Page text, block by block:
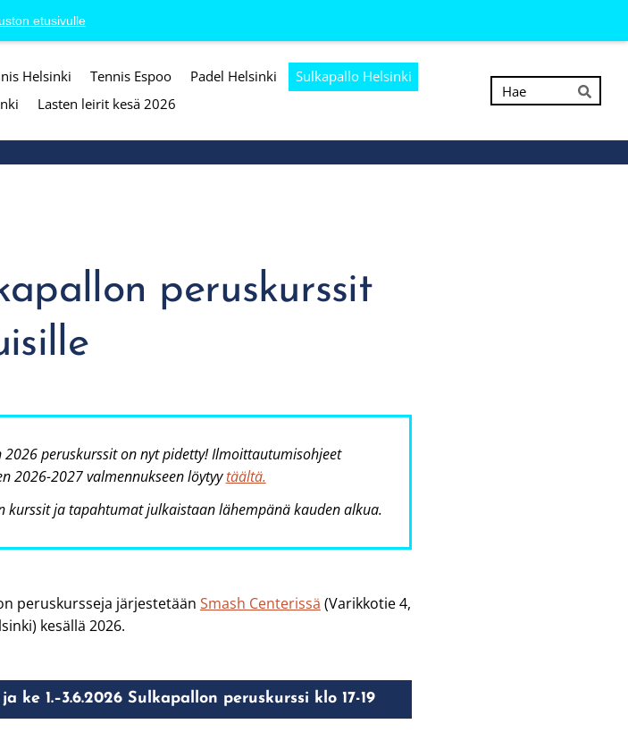
etusivulle
Helsinki Tennis Espoo Padel Helsinki
Sulkapallo Helsinki
Lasten leirit kesä 2026 Hae
peruskurssit
2026 peruskurssit on nyt pidetty! Ilmoittautumisohjeet
2026-2027 valmennukseen löytyytäältä.
kurssit ja tapahtumat julkaistaan lähempänä kauden alkua.
peruskursseja järjestetään Smash Centerissä (Varikkotie 4,
kesällä 2026.
ke 1.–3.6.2026 Sulkapallon peruskurssi klo 17-19